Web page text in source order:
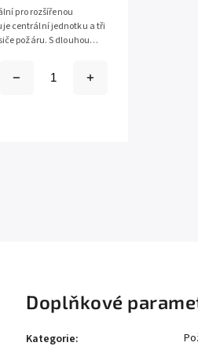
pro rozšířenou
centrální jednotku a tři
požáru. S dlouhou
Doplňkové
Kategorie: